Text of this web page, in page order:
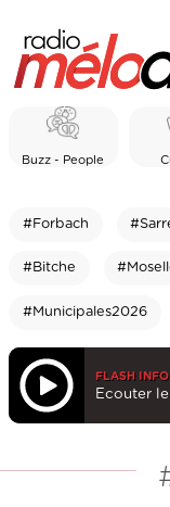
Buzz - People
#Forbach
#Bitche
#Municipales2026
FLASH
Ecouter